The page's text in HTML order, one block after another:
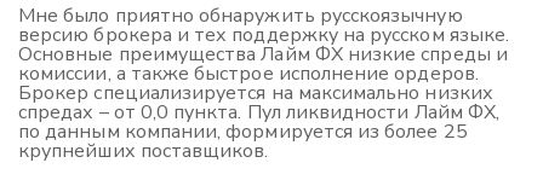
Мне было приятно обнаружить русскоязычную
версию брокера и тех поддержку на русском языке.
Основные преимущества Лайм ФХ низкие спреды и
комиссии, а также быстрое исполнение ордеров.
Брокер специализируется на максимально низких
спредах – от 0,0 пункта. Пул ликвидности Лайм ФХ,
по данным компании, формируется из более 25
крупнейших поставщиков.